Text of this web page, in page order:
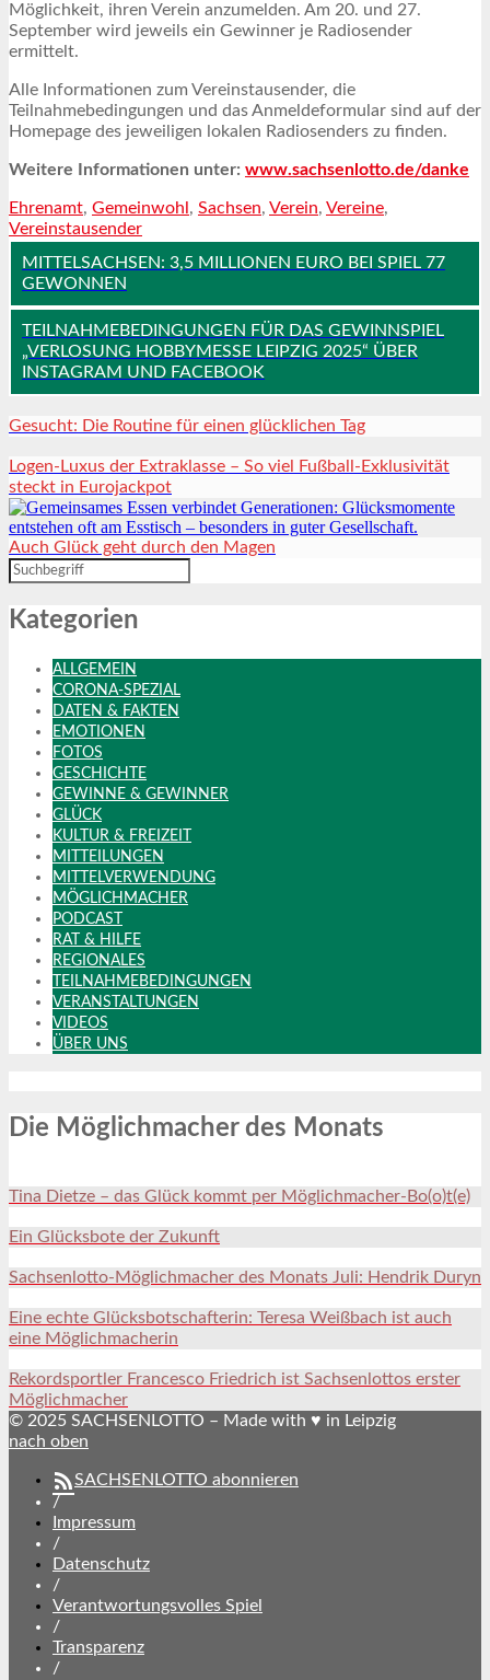
Möglichkeit, ihren Verein anzumelden. Am 20. und 27.
September wird jeweils ein Gewinner je Radiosender
ermittelt.
Alle Informationen zum Vereinstausender, die
Teilnahmebedingungen und das Anmeldeformular sind auf der
Homepage des jeweiligen lokalen Radiosenders zu finden.
Weitere Informationen unter: www.sachsenlotto.de/danke
Ehrenamt, Gemeinwohl , Sachsen, Verein, Vereine,
Vereinstausender
MITTELSACHSEN: 3,5 MILLIONEN EURO BEI SPIEL 77
GEWONNEN
TEILNAHMEBEDINGUNGEN FÜR DAS GEWINNSPIEL
„VERLOSUNG HOBBYMESSE LEIPZIG 2025“ ÜBER
INSTAGRAM UND FACEBOOK
Gesucht: Die Routine für einen glücklichen Tag
Logen-Luxus der Extraklasse – So viel Fußball-Exklusivität
steckt in Eurojackpot
Auch Glück geht durch den Magen
Kategorien
ALLGEMEIN
CORONA-SPEZIAL
DATEN & FAKTEN
EMOTIONEN
FOTOS
GESCHICHTE
GEWINNE & GEWINNER
GLÜCK
KULTUR & FREIZEIT
MITTEILUNGEN
MITTELVERWENDUNG
MÖGLICHMACHER
PODCAST
RAT & HILFE
REGIONALES
TEILNAHMEBEDINGUNGEN
VERANSTALTUNGEN
VIDEOS
ÜBER UNS
Die Möglichmacher des Monats
Tina Dietze – das Glück kommt per Möglichmacher-Bo(o)t(e)
Ein Glücksbote der Zukunft
Sachsenlotto-Möglichmacher des Monats Juli: Hendrik Duryn
Eine echte Glücksbotschafterin: Teresa Weißbach ist auch
eine Möglichmacherin
Rekordsportler Francesco Friedrich ist Sachsenlottos erster
Möglichmacher
© 2025 SACHSENLOTTO – Made with ♥ in Leipzig
nach oben
SACHSENLOTTO abonnieren
/
Impressum
/
Datenschutz
/
Verantwortungsvolles Spiel
/
Transparenz
/